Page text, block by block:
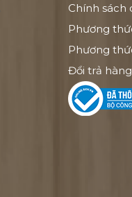
Chính sách
Phương
Phương
Đổi trả hàng